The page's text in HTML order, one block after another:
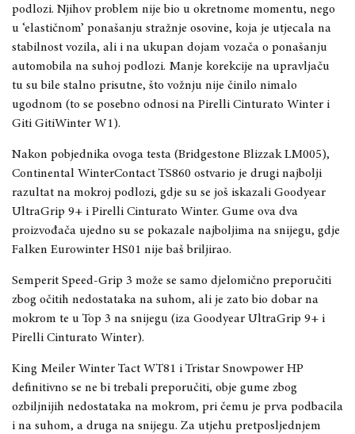
podlozi. Njihov problem nije bio u okretnome momentu, nego
u ‘elastičnom’ ponašanju stražnje osovine, koja je utjecala na
stabilnost vozila, ali i na ukupan dojam vozača o ponašanju
automobila na suhoj podlozi. Manje korekcije na upravljaču
tu su bile stalno prisutne, što vožnju nije činilo nimalo
ugodnom (to se posebno odnosi na Pirelli Cinturato Winter i
Giti GitiWinter W1).
Nakon pobjednika ovoga testa (Bridgestone Blizzak LM005),
Continental WinterContact TS860 ostvario je drugi najbolji
razultat na mokroj podlozi, gdje su se još iskazali Goodyear
UltraGrip 9+ i Pirelli Cinturato Winter. Gume ova dva
proizvođača ujedno su se pokazale najboljima na snijegu, gdje
Falken Eurowinter HS01 nije baš briljirao.
Semperit Speed-Grip 3 može se samo djelomično preporučiti
zbog očitih nedostataka na suhom, ali je zato bio dobar na
mokrom te u Top 3 na snijegu (iza Goodyear UltraGrip 9+ i
Pirelli Cinturato Winter).
King Meiler Winter Tact WT81 i Tristar Snowpower HP
definitivno se ne bi trebali preporučiti, obje gume zbog
ozbiljnijih nedostataka na mokrom, pri čemu je prva podbacila
i na suhom, a druga na snijegu. Za utjehu pretposljednjem